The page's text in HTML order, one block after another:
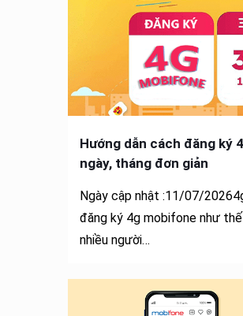
Hướng dẫn cách đăng ký
ngày, tháng đơn giản
Ngày cập nhật :11/07/
đăng ký 4g mobifone như
nhiều người…